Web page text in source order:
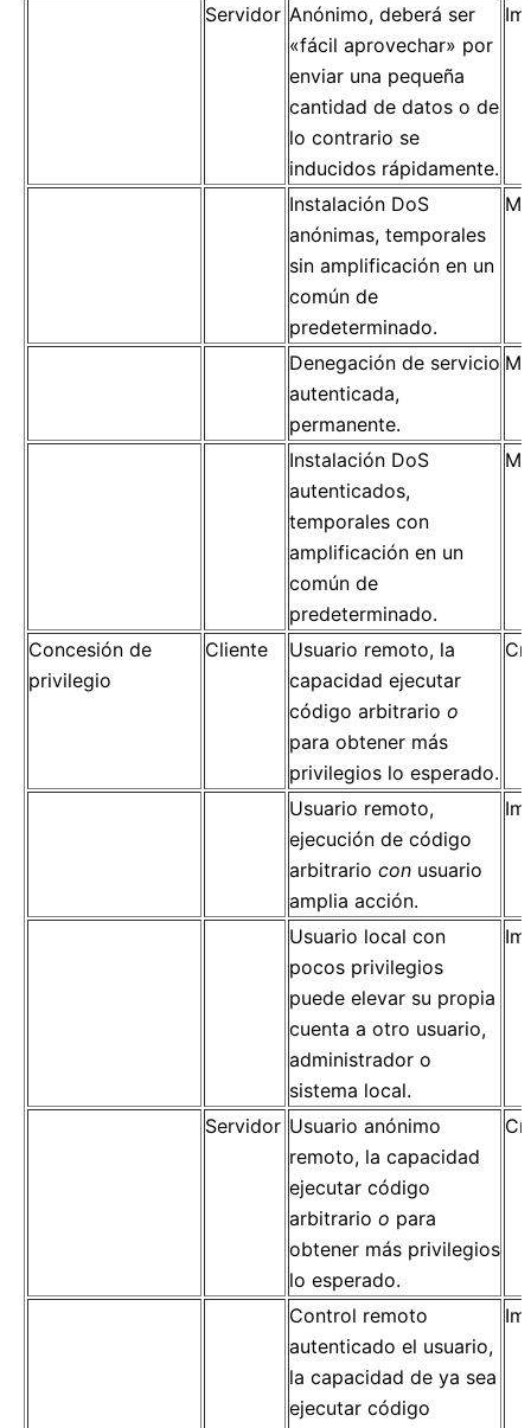
Servidor Anónimo, deberá ser
«fácil aprovechar» por
enviar una pequeña
cantidad de datos o de
lo contrario se
inducidos rápidamente.
Instalación DoS
anónimas, temporales
sin amplificación en un
común de
predeterminado.
Denegación de servicio
autenticada,
permanente.
Instalación DoS
autenticados,
temporales con
amplificación en un
común de
predeterminado.
Concesión de
privilegio
Cliente
Usuario remoto, la
capacidad ejecutar
código arbitrario o
para obtener más
privilegios lo esperado.
Usuario remoto,
ejecución de código
arbitrario con usuario
amplia acción.
Usuario local con
pocos privilegios
puede elevar su propia
cuenta a otro usuario,
administrador o
sistema local.
Servidor Usuario anónimo
remoto, la capacidad
ejecutar código
arbitrario o para
obtener más privilegios
lo esperado.
Control remoto
autenticado el usuario,
la capacidad de ya sea
ejecutar código